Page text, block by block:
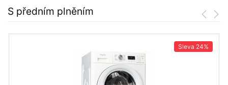
S předním plněním
Sleva 24%